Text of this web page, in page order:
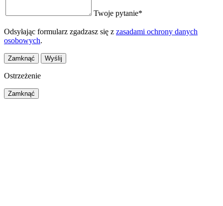
Twoje pytanie*
Odsyłając formularz zgadzasz się z zasadami ochrony danych
osobowych.
Zamknąć Wyślij
Ostrzeżenie
Zamknąć